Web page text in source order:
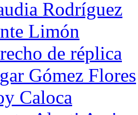
Rodríguez
Limón
de réplica
Gómez Flores
Caloca